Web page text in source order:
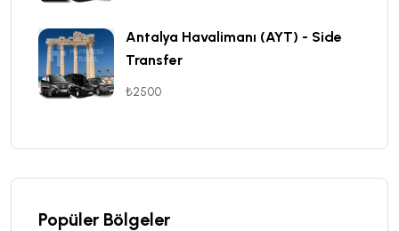
Antalya Havalimanı (AYT) - Side
Transfer
₺2500
Popüler Bölgeler